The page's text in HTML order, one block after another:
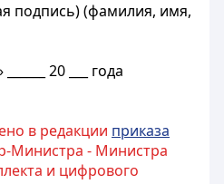
подпись) (фамилия, имя,
20 ___ года
в редакции приказа
Министра - Министра
и цифрового